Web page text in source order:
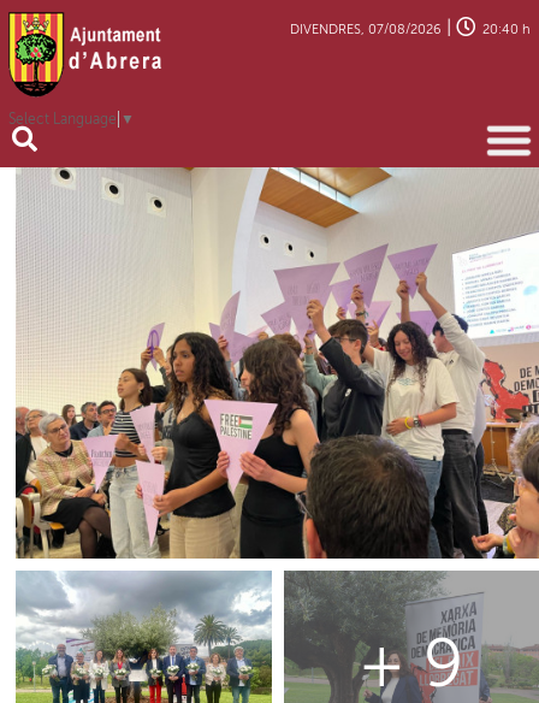
Select Language ▼
DIVENDRES, 07/08/2026 20:40 h
+ 9